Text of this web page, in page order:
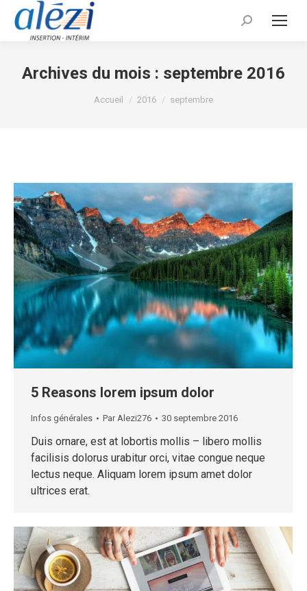
Recherche
Archives du mois : septembre 2016
Vous êtes ici :
Accueil 2016 septembre
5 Reasons lorem ipsum dolor
Infos générales ParAlezi276 30 septembre 2016
Duis ornare, est at lobortis mollis – libero mollis
facilisis dolorus urabitur orci, vitae congue neque
lectus neque. Aliquam lorem ipsum amet dolor
ultrices erat.